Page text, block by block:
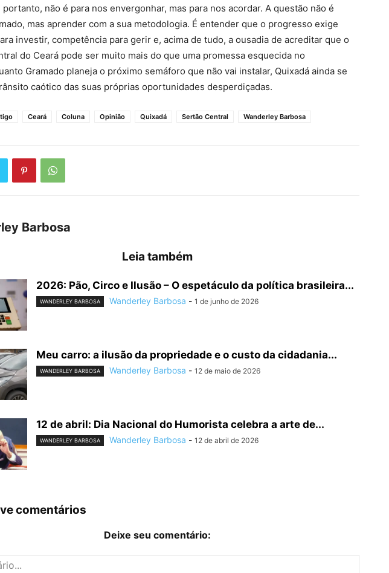
portanto, não é para nos envergonhar, mas para nos acordar. A questão não é
mas aprender com a sua metodologia. É entender que o progresso exige
investir, competência para gerir e, acima de tudo, a ousadia de acreditar que o
do Ceará pode ser muito mais do que uma promessa esquecida no
Gramado planeja o próximo semáforo que não vai instalar, Quixadá ainda se
caótico das suas próprias oportunidades desperdiçadas.
Ceará Coluna Opinião Quixadá Sertão Central Wanderley Barbosa
Barbosa
Leia também
2026: Pão, Circo e Ilusão – O espetáculo da política brasileira...
WANDERLEY BARBOSA Wanderley Barbosa - 1 de junho de 2026
Meu carro: a ilusão da propriedade e o custo da cidadania...
WANDERLEY BARBOSA Wanderley Barbosa - 12 de maio de 2026
12 de abril: Dia Nacional do Humorista celebra a arte de...
WANDERLEY BARBOSA Wanderley Barbosa - 12 de abril de 2026
comentários
Deixe seu comentário: